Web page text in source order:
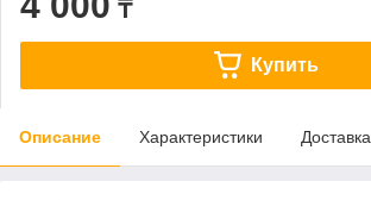
₸
Купить
Описание Характеристики Доставка